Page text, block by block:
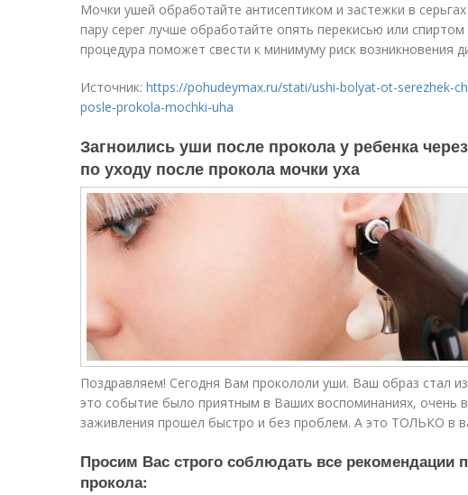
Мочки ушей обработайте антисептиком и застежки в
пару серег лучше обработайте опять перекисью или спиртом
процедура поможет свести к минимуму риск возникновения
Источник: https://pohudeymax.ru/stati/ushi-bolyat-ot-serezhek-
posle-prokola-mochki-uha
Загноились уши после прокола у ребенка
по уходу после прокола мочки уха
Поздравляем! Сегодня Вам прокололи уши. Ваш образ стал
это событие было приятным в Ваших воспоминаниях, очень
заживления прошел быстро и без проблем. А это ТОЛЬКО в
Просим Вас строго соблюдать все рекомендации
прокола: